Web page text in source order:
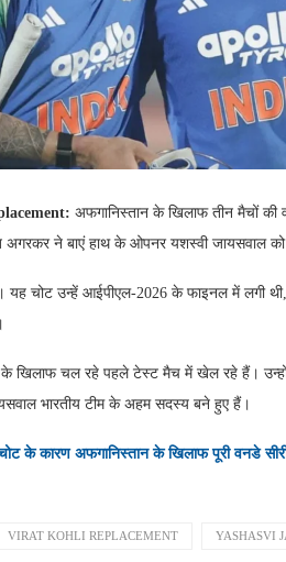
अफगानिस्तान के खिलाफ तीन मैचों की
ने बाएं हाथ के ओपनर यशस्वी जायसवाल को
यह चोट उन्हें आईपीएल-2026 के फाइनल में लगी
के खिलाफ चल रहे पहले टेस्ट मैच में खेल रहे हैं।
भारतीय टीम के अहम सदस्य बने हुए हैं।
के कारण अफगानिस्तान के खिलाफ पूरी वनडे
VIRAT KOHLI REPLACEMENT YASHASVI